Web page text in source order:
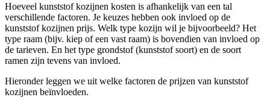
Hoeveel kunststof kozijnen kosten is afhankelijk van een tal
verschillende factoren. Je keuzes hebben ook invloed op de
kunststof kozijnen prijs. Welk type kozijn wil je bijvoorbeeld? Het
type raam (bijv. kiep of een vast raam) is bovendien van invloed op
de tarieven. En het type grondstof (kunststof soort) en de soort
ramen zijn tevens van invloed.
Hieronder leggen we uit welke factoren de prijzen van kunststof
kozijnen beïnvloeden.